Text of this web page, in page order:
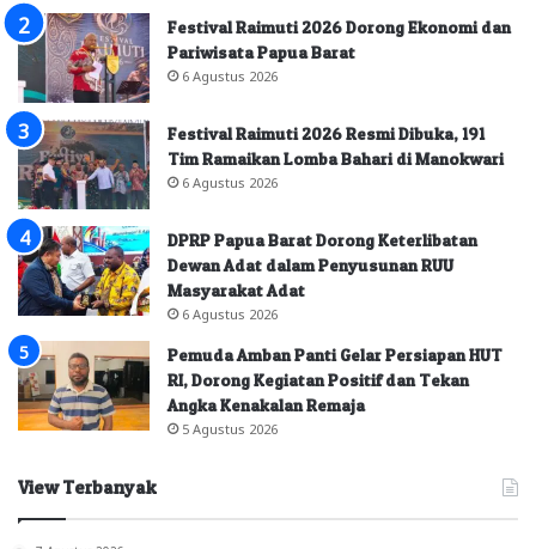
Festival Raimuti 2026 Dorong Ekonomi dan
Pariwisata Papua Barat
6 Agustus 2026
Festival Raimuti 2026 Resmi Dibuka, 191
Tim Ramaikan Lomba Bahari di Manokwari
6 Agustus 2026
DPRP Papua Barat Dorong Keterlibatan
Dewan Adat dalam Penyusunan RUU
Masyarakat Adat
6 Agustus 2026
Pemuda Amban Panti Gelar Persiapan HUT
RI, Dorong Kegiatan Positif dan Tekan
Angka Kenakalan Remaja
5 Agustus 2026
View Terbanyak